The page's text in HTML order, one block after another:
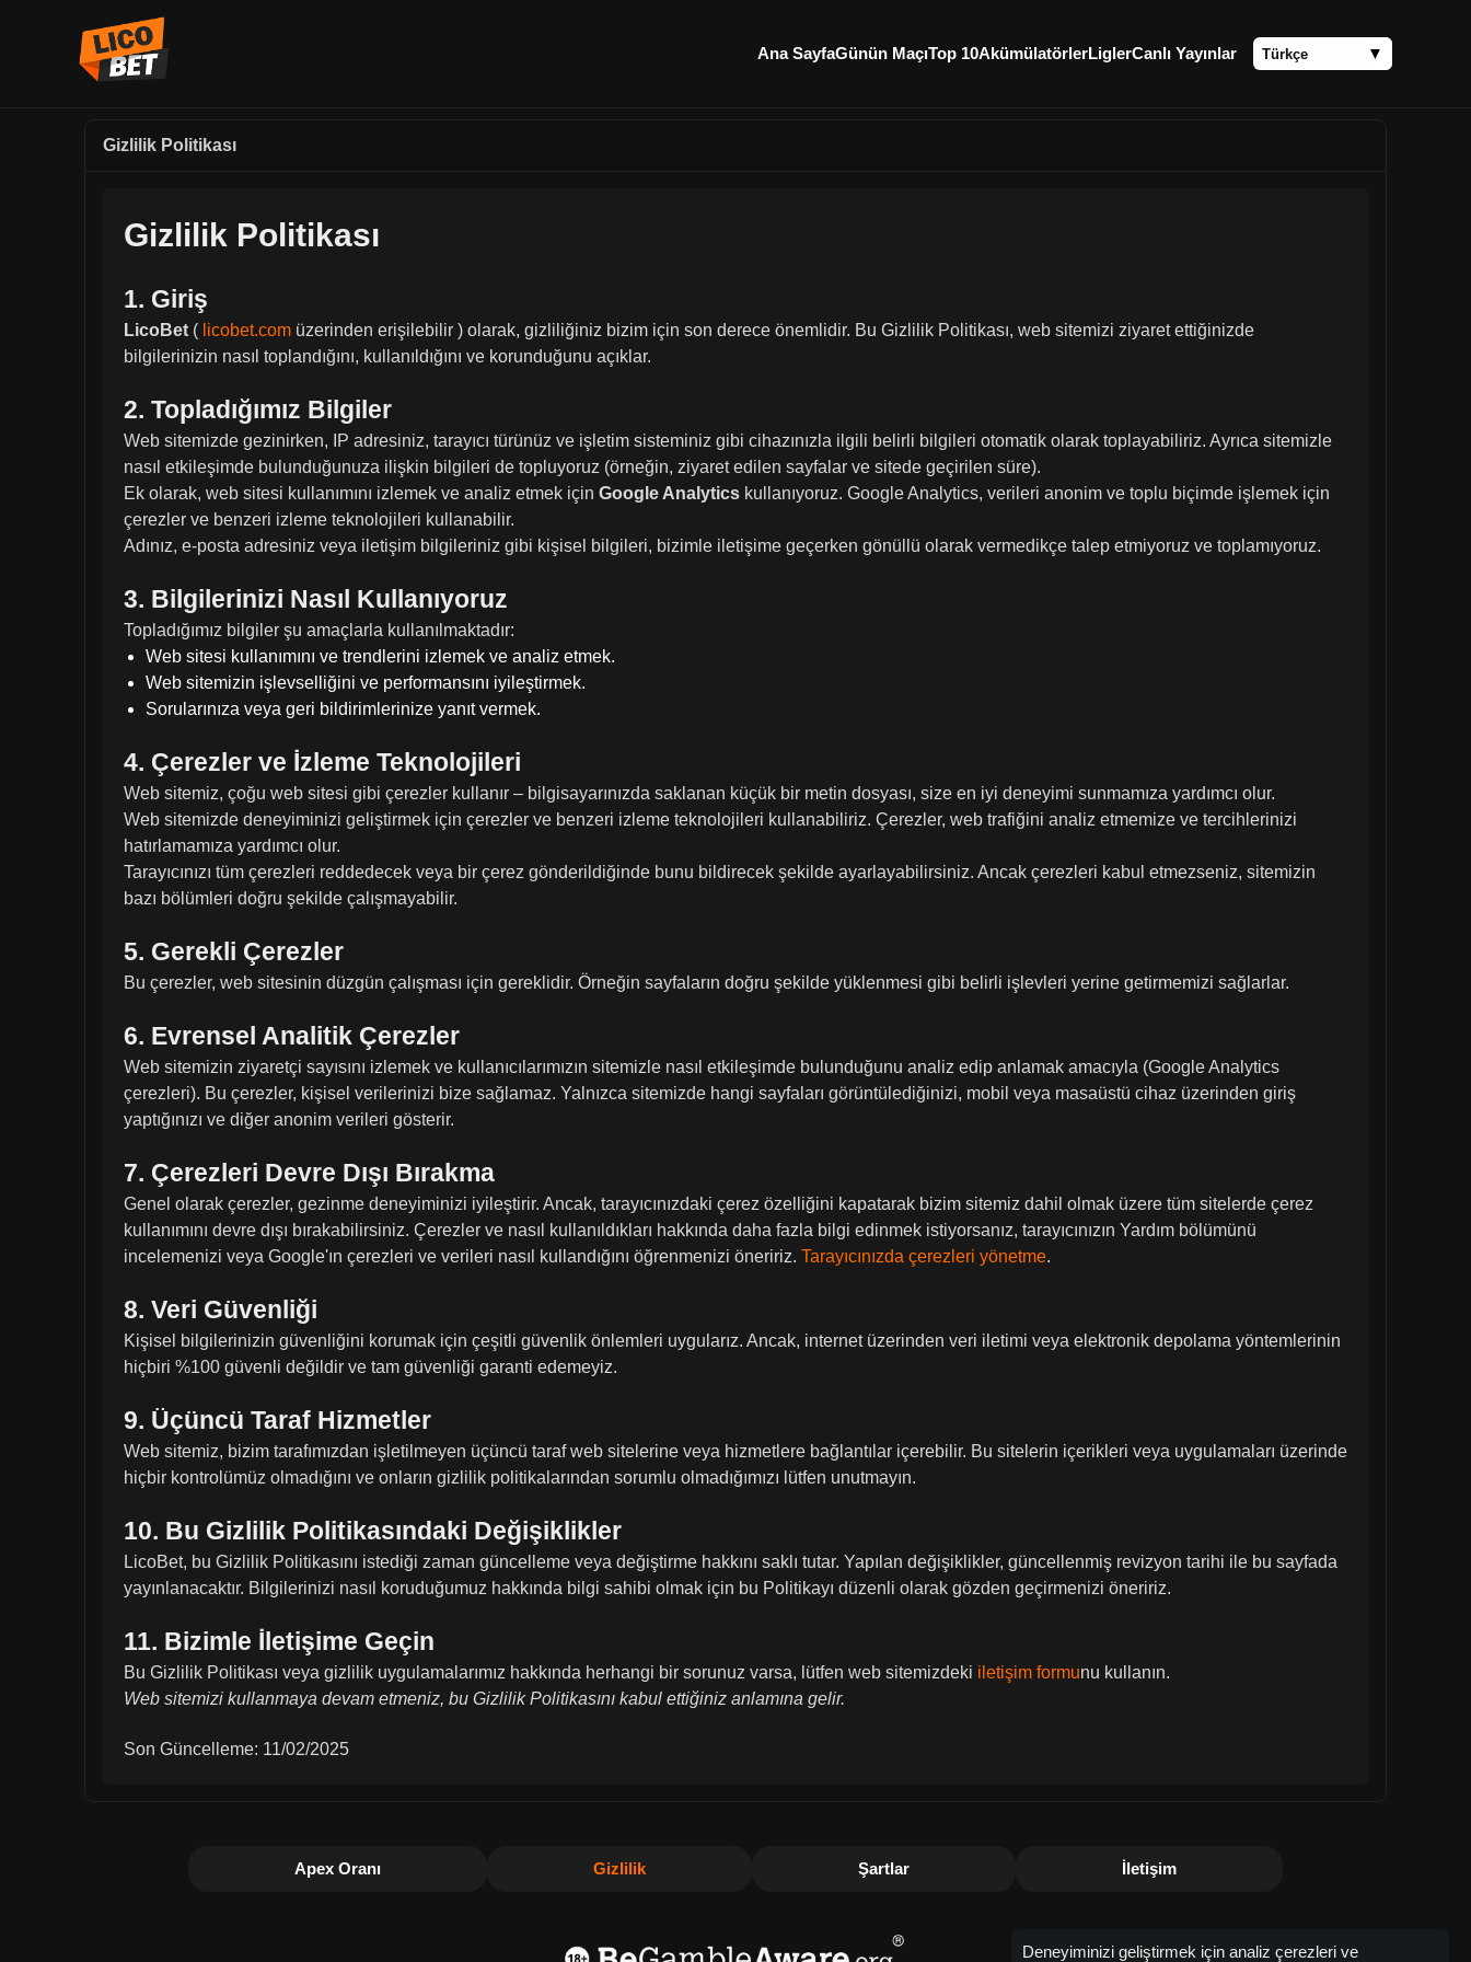
Ana SayfaGünün MaçıTop 10AkümülatörlerLiglerCanlı Yayınlar
Gizlilik Politikası
Gizlilik Politikası
1. Giriş
LicoBet ( licobet.com üzerinden erişilebilir ) olarak, gizliliğiniz bizim için son derece önemlidir. Bu Gizlilik Politikası, web sitemizi ziyaret ettiğinizde
bilgilerinizin nasıl toplandığını, kullanıldığını ve korunduğunu açıklar.
2. Topladığımız Bilgiler
Web sitemizde gezinirken, IP adresiniz, tarayıcı türünüz ve işletim sisteminiz gibi cihazınızla ilgili belirli bilgileri otomatik olarak toplayabiliriz. Ayrıca sitemizle
nasıl etkileşimde bulunduğunuza ilişkin bilgileri de topluyoruz (örneğin, ziyaret edilen sayfalar ve sitede geçirilen süre).
Ek olarak, web sitesi kullanımını izlemek ve analiz etmek için Google Analytics kullanıyoruz. Google Analytics, verileri anonim ve toplu biçimde işlemek için
çerezler ve benzeri izleme teknolojileri kullanabilir.
Adınız, e-posta adresiniz veya iletişim bilgileriniz gibi kişisel bilgileri, bizimle iletişime geçerken gönüllü olarak vermedikçe talep etmiyoruz ve toplamıyoruz.
3. Bilgilerinizi Nasıl Kullanıyoruz
Topladığımız bilgiler şu amaçlarla kullanılmaktadır:
Web sitesi kullanımını ve trendlerini izlemek ve analiz etmek.
Web sitemizin işlevselliğini ve performansını iyileştirmek.
Sorularınıza veya geri bildirimlerinize yanıt vermek.
4. Çerezler ve İzleme Teknolojileri
Web sitemiz, çoğu web sitesi gibi çerezler kullanır – bilgisayarınızda saklanan küçük bir metin dosyası, size en iyi deneyimi sunmamıza yardımcı olur.
Web sitemizde deneyiminizi geliştirmek için çerezler ve benzeri izleme teknolojileri kullanabiliriz. Çerezler, web trafiğini analiz etmemize ve tercihlerinizi
hatırlamamıza yardımcı olur.
Tarayıcınızı tüm çerezleri reddedecek veya bir çerez gönderildiğinde bunu bildirecek şekilde ayarlayabilirsiniz. Ancak çerezleri kabul etmezseniz, sitemizin
bazı bölümleri doğru şekilde çalışmayabilir.
5. Gerekli Çerezler
Bu çerezler, web sitesinin düzgün çalışması için gereklidir. Örneğin sayfaların doğru şekilde yüklenmesi gibi belirli işlevleri yerine getirmemizi sağlarlar.
6. Evrensel Analitik Çerezler
Web sitemizin ziyaretçi sayısını izlemek ve kullanıcılarımızın sitemizle nasıl etkileşimde bulunduğunu analiz edip anlamak amacıyla (Google Analytics
çerezleri). Bu çerezler, kişisel verilerinizi bize sağlamaz. Yalnızca sitemizde hangi sayfaları görüntülediğinizi, mobil veya masaüstü cihaz üzerinden giriş
yaptığınızı ve diğer anonim verileri gösterir.
7. Çerezleri Devre Dışı Bırakma
Genel olarak çerezler, gezinme deneyiminizi iyileştirir. Ancak, tarayıcınızdaki çerez özelliğini kapatarak bizim sitemiz dahil olmak üzere tüm sitelerde çerez
kullanımını devre dışı bırakabilirsiniz. Çerezler ve nasıl kullanıldıkları hakkında daha fazla bilgi edinmek istiyorsanız, tarayıcınızın Yardım bölümünü
incelemenizi veya Google'ın çerezleri ve verileri nasıl kullandığını öğrenmenizi öneririz. Tarayıcınızda çerezleri yönetme.
8. Veri Güvenliği
Kişisel bilgilerinizin güvenliğini korumak için çeşitli güvenlik önlemleri uygularız. Ancak, internet üzerinden veri iletimi veya elektronik depolama yöntemlerinin
hiçbiri %100 güvenli değildir ve tam güvenliği garanti edemeyiz.
9. Üçüncü Taraf Hizmetler
Web sitemiz, bizim tarafımızdan işletilmeyen üçüncü taraf web sitelerine veya hizmetlere bağlantılar içerebilir. Bu sitelerin içerikleri veya uygulamaları üzerinde
hiçbir kontrolümüz olmadığını ve onların gizlilik politikalarından sorumlu olmadığımızı lütfen unutmayın.
10. Bu Gizlilik Politikasındaki Değişiklikler
LicoBet, bu Gizlilik Politikasını istediği zaman güncelleme veya değiştirme hakkını saklı tutar. Yapılan değişiklikler, güncellenmiş revizyon tarihi ile bu sayfada
yayınlanacaktır. Bilgilerinizi nasıl koruduğumuz hakkında bilgi sahibi olmak için bu Politikayı düzenli olarak gözden geçirmenizi öneririz.
11. Bizimle İletişime Geçin
Bu Gizlilik Politikası veya gizlilik uygulamalarımız hakkında herhangi bir sorunuz varsa, lütfen web sitemizdeki iletişim formunu kullanın.
Web sitemizi kullanmaya devam etmeniz, bu Gizlilik Politikasını kabul ettiğiniz anlamına gelir.
Son Güncelleme: 11/02/2025
Apex Oranı Gizlilik Şartlar İletişim
Deneyiminizi geliştirmek için analiz çerezleri ve